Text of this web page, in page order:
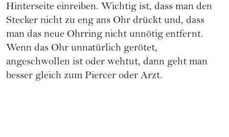
Hinterseite einreiben. Wichtig ist, dass man den
Stecker nicht zu eng ans Ohr drückt und, dass
man das neue Ohrring nicht unnötig entfernt.
Wenn das Ohr unnatürlich gerötet,
angeschwollen ist oder wehtut, dann geht man
besser gleich zum Piercer oder Arzt.